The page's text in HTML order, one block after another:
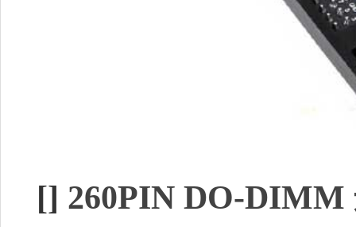
[] 260PIN DO-DIMM